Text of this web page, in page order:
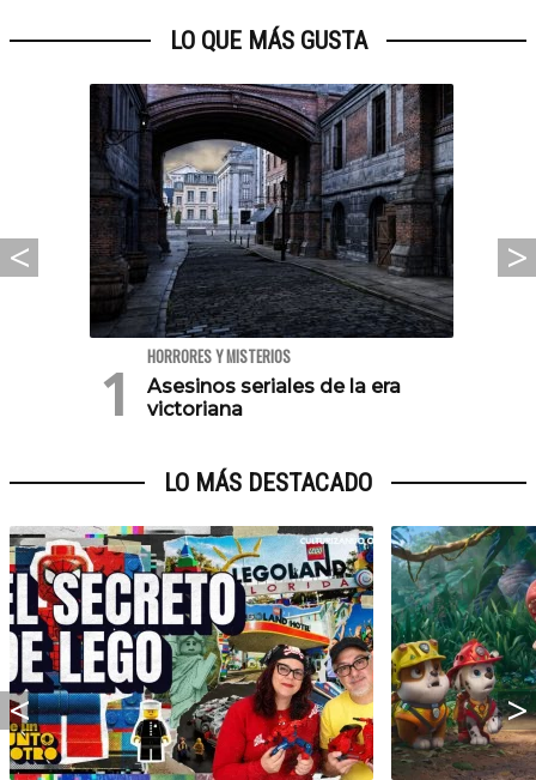
LO QUE MÁS GUSTA
HORRORES Y MISTERIOS
Asesinos seriales de la era
victoriana
LO MÁS DESTACADO